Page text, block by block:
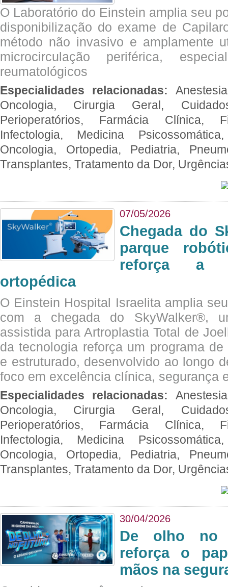
O Laboratório do Einstein amplia seu
disponibilização do exame de
método não invasivo e amplamente
microcirculação periférica,
reumatológicos
Especialidades relacionadas:
Oncologia, Cirurgia Geral,
Perioperatórios, Farmácia Clínica,
Infectologia, Medicina
Oncologia, Ortopedia, Pediatria,
Transplantes, Tratamento da Dor,
07/05/2026
Chegada do
parque
reforça a
ortopédica
O Einstein Hospital Israelita amplia
com a chegada do SkyWalker®,
assistida para Artroplastia Total de
da tecnologia reforça um programa
e estruturado, desenvolvido ao longo
foco em excelência clínica, segurança
Especialidades relacionadas:
Oncologia, Cirurgia Geral,
Perioperatórios, Farmácia Clínica,
Infectologia, Medicina
Oncologia, Ortopedia, Pediatria,
Transplantes, Tratamento da Dor,
30/04/2026
De olho no
reforça o
mãos na